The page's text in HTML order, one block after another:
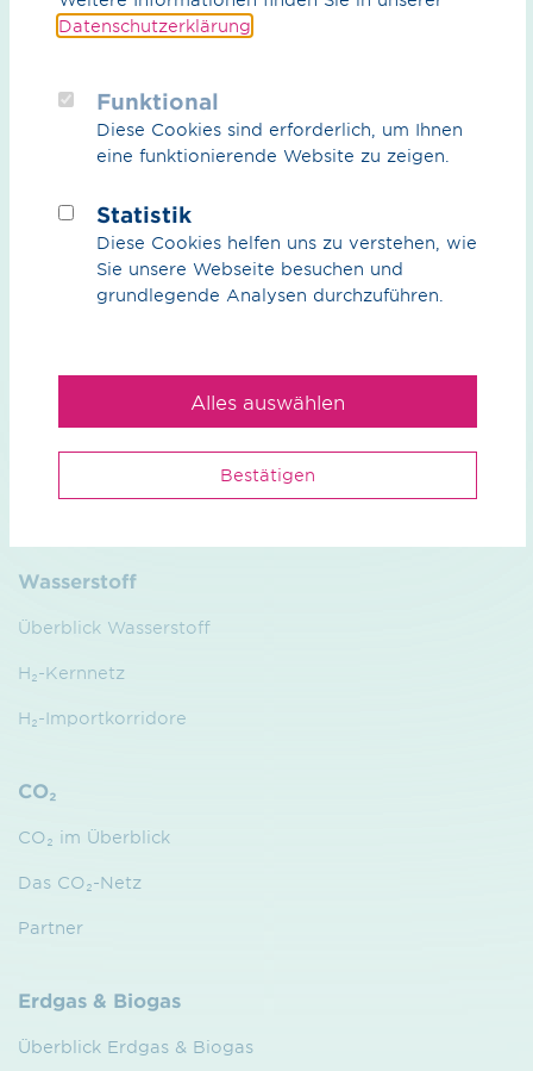
Was können wir für Sie tun?
Ihre Ansprech­partner
Unser Anspruch
Wasserstoff
Überblick Wasserstoff
H₂-Kernnetz
H₂-Importkorridore
CO₂
CO₂ im Überblick
Das CO₂-Netz
Partner
Erdgas & Biogas
Überblick Erdgas & Biogas
Datenschutzerklärung
Funktional
Diese Cookies sind erforderlich, um Ihnen
eine funktionierende Website zu zeigen.
Statistik
Diese Cookies helfen uns zu verstehen, wie
Sie unsere Webseite besuchen und
grundlegende Analysen durchzuführen.
Bestätigen
Alles auswählen